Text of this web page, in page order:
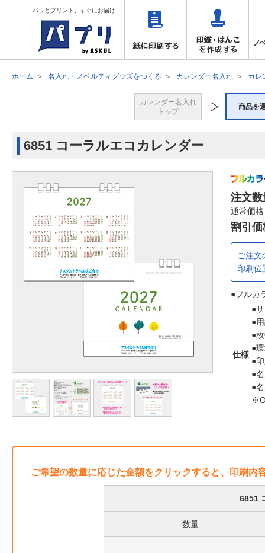
パッとプリント、すぐにお届け
ホーム 名入れ・ノベルティグッズをつくる カレンダー名入れ カレ
カレンダー名入れ
トップ
商品を
6851 コーラルエコカレンダー
注文数
通常価格
割引価
ご注文
印刷位
●フルカ
仕様
●
●
●
●
●
●
●
ご希望の数量に応じた金額をクリックすると、印刷内
6851
数量